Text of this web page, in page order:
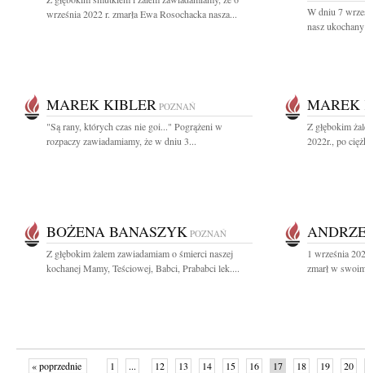
września 2022 r. zmarła Ewa Rosochacka nasza...
W dniu 7
nasz
MAREK KIBLER POZNAŃ
"Są rany, których czas nie goi..." Pogrążeni w
rozpaczy zawiadamiamy, że w dniu 3...
Z głębokim
2022r., po
BOŻENA BANASZYK POZNAŃ
Z głębokim żalem zawiadamiam o śmierci naszej
kochanej Mamy, Teściowej, Babci, Prababci lek....
1 września
zmarł w
« poprzednie 1 ... 12 13 14 15 16 17 18 19
20